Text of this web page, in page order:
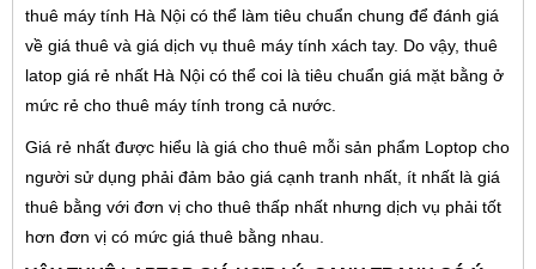
thuê máy tính Hà Nội có thể làm tiêu chuẩn chung để đánh giá
về giá thuê và giá dịch vụ thuê máy tính xách tay. Do vậy, thuê
latop giá rẻ nhất Hà Nội có thể coi là tiêu chuẩn giá mặt bằng ở
mức rẻ cho thuê máy tính trong cả nước.
Giá rẻ nhất được hiểu là giá cho thuê mỗi sản phẩm Loptop cho
người sử dụng phải đảm bảo giá cạnh tranh nhất, ít nhất là giá
thuê bằng với đơn vị cho thuê thấp nhất nhưng dịch vụ phải tốt
hơn đơn vị có mức giá thuê bằng nhau.